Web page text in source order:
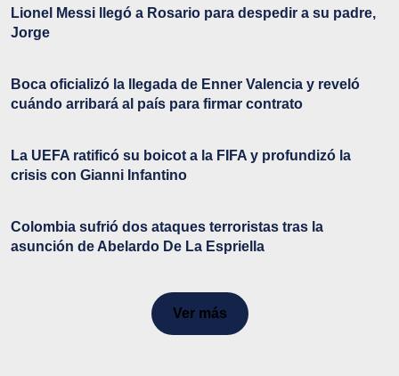
Lionel Messi llegó a Rosario para despedir a su padre,
Jorge
Boca oficializó la llegada de Enner Valencia y reveló
cuándo arribará al país para firmar contrato
La UEFA ratificó su boicot a la FIFA y profundizó la
crisis con Gianni Infantino
Colombia sufrió dos ataques terroristas tras la
asunción de Abelardo De La Espriella
Ver más